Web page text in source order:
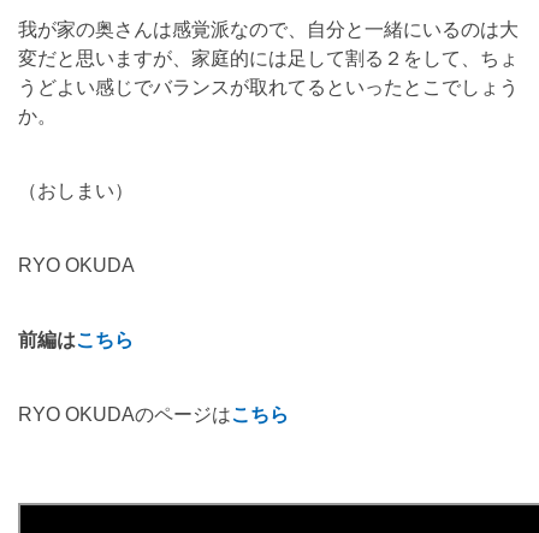
我が家の奥さんは感覚派なので、
自分と一緒にいるのは大
変だと思いますが、 家庭的には足して割る２をして、 ちょ
うどよい感じでバランスが取れてるといったとこでしょう
か。
（おしまい）
RYO OKUDA
前編はこちら
RYO OKUDAのページはこちら